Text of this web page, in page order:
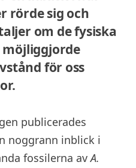
rörde sig och
om de fysiska
möjliggjorde
för oss
publicerades
noggrann inblick i
fossilerna avA.